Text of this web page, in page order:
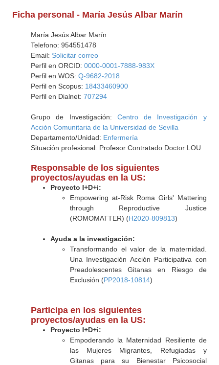
Ficha personal - María Jesús Albar Marín
María Jesús Albar Marín
Telefono: 954551478
Email: Solicitar correo
Perfil en ORCID: 0000-0001-7888-983X
Perfil en WOS: Q-9682-2018
Perfil en Scopus: 18433460900
Perfil en Dialnet: 707294
Grupo de Investigación: Centro de Investigación y
Acción Comunitaria de la Universidad de Sevilla
Departamento/Unidad: Enfermería
Situación profesional: Profesor Contratado Doctor LOU
Responsable de los siguientes
proyectos/ayudas en la US:
Proyecto I+D+i:
Empowering at-Risk Roma Girls' Mattering
through Reproductive Justice
(ROMOMATTER) (H2020-809813)
Ayuda a la investigación:
Transformando el valor de la maternidad.
Una Investigación Acción Participativa con
Preadolescentes Gitanas en Riesgo de
Exclusión (PP2018-10814)
Participa en los siguientes
proyectos/ayudas en la US:
Proyecto I+D+i:
Empoderando la Maternidad Resiliente de
las Mujeres Migrantes, Refugiadas y
Gitanas para su Bienestar Psicosocial